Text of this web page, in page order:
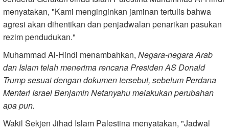
menyatakan, "Kami menginginkan jaminan tertulis bahwa
agresi akan dihentikan dan penjadwalan penarikan pasukan
rezim pendudukan."
Muhammad Al-Hindi menambahkan, Negara-negara Arab
dan Islam telah menerima rencana Presiden AS Donald
Trump sesuai dengan dokumen tersebut, sebelum Perdana
Menteri Israel Benjamin Netanyahu melakukan perubahan
apa pun.
Wakil Sekjen Jihad Islam Palestina menyatakan, "Jadwal